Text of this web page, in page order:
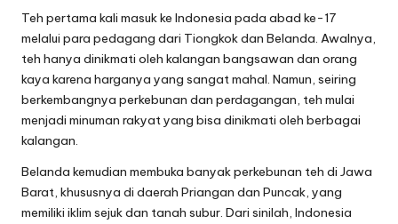
Teh pertama kali masuk ke Indonesia pada abad ke-17
melalui para pedagang dari Tiongkok dan Belanda. Awalnya,
teh hanya dinikmati oleh kalangan bangsawan dan orang
kaya karena harganya yang sangat mahal. Namun, seiring
berkembangnya perkebunan dan perdagangan, teh mulai
menjadi minuman rakyat yang bisa dinikmati oleh berbagai
kalangan.
Belanda kemudian membuka banyak perkebunan teh di Jawa
Barat, khususnya di daerah Priangan dan Puncak, yang
memiliki iklim sejuk dan tanah subur. Dari sinilah, Indonesia